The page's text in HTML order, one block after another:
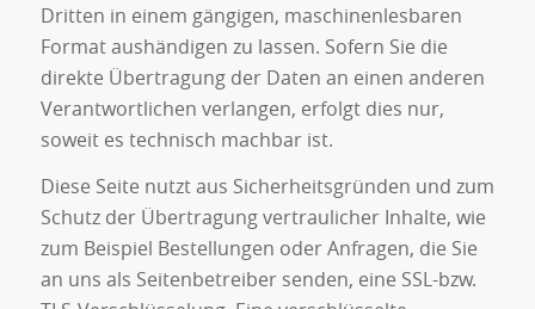
Dritten in einem gängigen, maschinenlesbaren
Format aushändigen zu lassen. Sofern Sie die
direkte Übertragung der Daten an einen anderen
Verantwortlichen verlangen, erfolgt dies nur,
soweit es technisch machbar ist.
Diese Seite nutzt aus Sicherheitsgründen und zum
Schutz der Übertragung vertraulicher Inhalte, wie
zum Beispiel Bestellungen oder Anfragen, die Sie
an uns als Seitenbetreiber senden, eine SSL-bzw.